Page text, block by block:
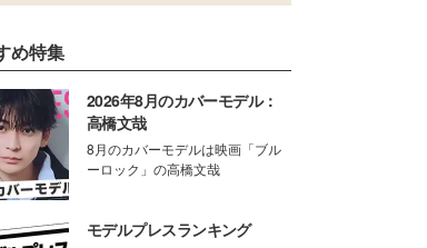
め特集
2026年8月のカバーモデル：
高橋文哉
8月のカバーモデルは映画「ブル
ーロック」の高橋文哉
モデルプレスランキング